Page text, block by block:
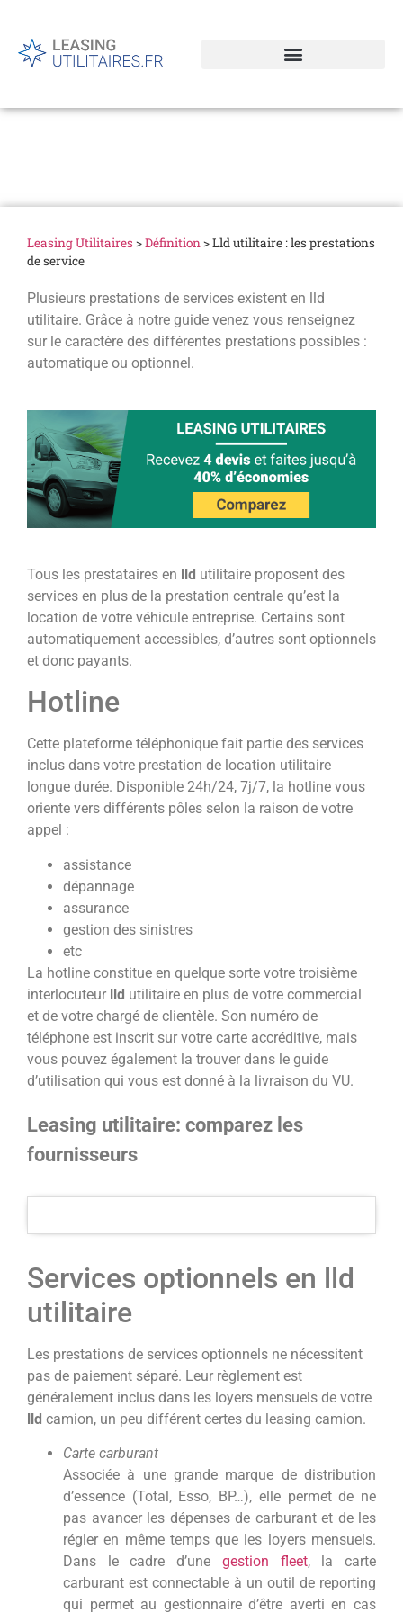
Leasing Utilitaires >Définition>Lld utilitaire : les prestations
de service
Plusieurs prestations de services existent en lld
utilitaire. Grâce à notre guide venez vous renseignez
sur le caractère des différentes prestations possibles :
automatique ou optionnel.
Tous les prestataires en lld utilitaire proposent des
services en plus de la prestation centrale qu’est la
location de votre véhicule entreprise. Certains sont
automatiquement accessibles, d’autres sont optionnels
et donc payants.
Hotline
Cette plateforme téléphonique fait partie des services
inclus dans votre prestation de location utilitaire
longue durée. Disponible 24h/24, 7j/7, la hotline vous
oriente vers différents pôles selon la raison de votre
appel :
assistance
dépannage
assurance
gestion des sinistres
etc
La hotline constitue en quelque sorte votre troisième
interlocuteur lld utilitaire en plus de votre commercial
et de votre chargé de clientèle. Son numéro de
téléphone est inscrit sur votre carte accréditive, mais
vous pouvez également la trouver dans le guide
d’utilisation qui vous est donné à la livraison du VU.
Leasing utilitaire: comparez les
fournisseurs
Services optionnels en lld
utilitaire
Les prestations de services optionnels ne nécessitent
pas de paiement séparé. Leur règlement est
généralement inclus dans les loyers mensuels de votre
lld camion, un peu différent certes du leasing camion.
Carte carburant
Associée à une grande marque de distribution
d’essence (Total, Esso, BP…), elle permet de ne
pas avancer les dépenses de carburant et de les
régler en même temps que les loyers mensuels.
Dans le cadre d’une gestion fleet, la carte
carburant est connectable à un outil de reporting
qui permet au gestionnaire d’être averti en cas